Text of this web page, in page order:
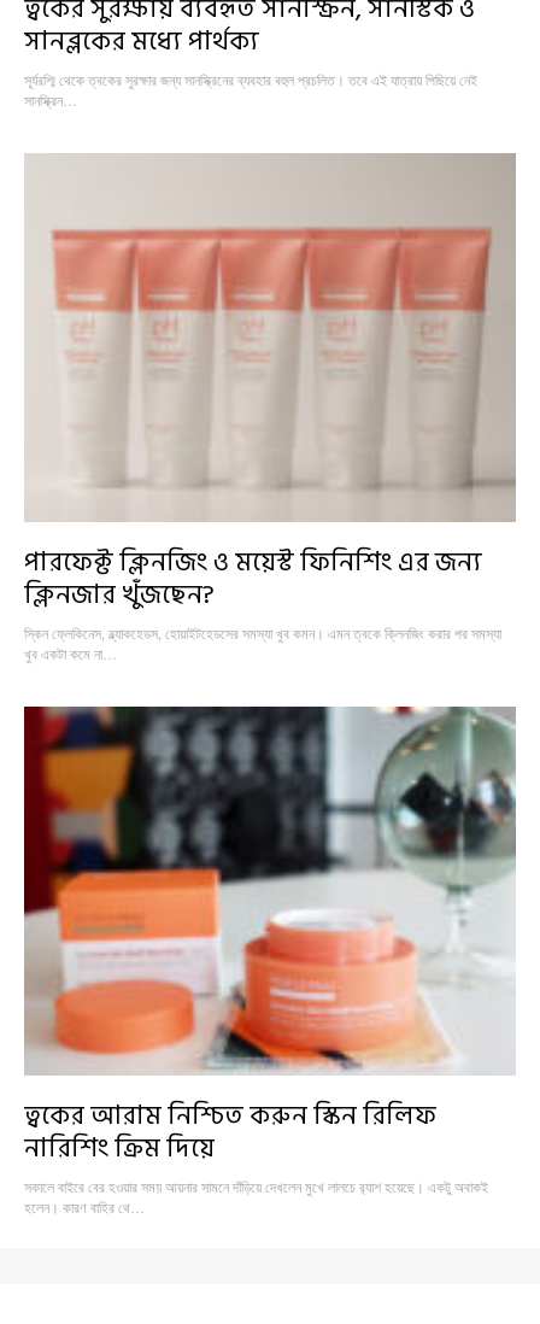
সানব্লকের মধ্যে পার্থক্য
সূর্যরশ্মি থেকে ত্বকের সুরক্ষার জন্য সানস্ক্রিনের ব্যবহার বহুল প্রচলিত। তবে এই যাত্রায় পিছিয়ে নেই
সানস্ক্রিন…
পারফেক্ট ক্লিনজিং ও ময়েস্ট ফিনিশিং এর জন্য
ক্লিনজার খুঁজছেন?
স্কিন ফ্লেকিনেস, ব্ল্যাকহেডস, হোয়াইটহেডসের সমস্যা খুব কমন। এমন ত্বকে ক্লিনজিং করার পর সমস্যা
খুব একটা কমে না…
ত্বকের আরাম নিশ্চিত করুন স্কিন রিলিফ
নারিশিং ক্রিম দিয়ে
সকালে বাইরে বের হওয়ার সময় আয়নার সামনে দাঁড়িয়ে দেখলেন মুখে লালচে র‍্যাশ হয়েছে। একটু অবাকই
হলেন। কারণ বাহির থে…